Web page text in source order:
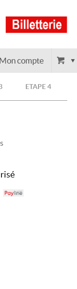
Mon compte
ETAPE 4